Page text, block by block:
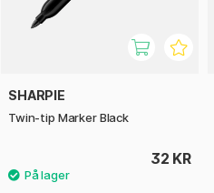
SHARPIE
Twin-tip Marker Black
32 KR